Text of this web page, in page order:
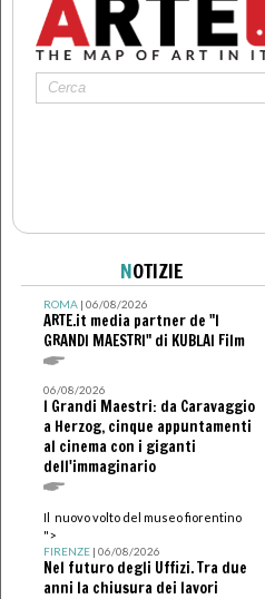
NOTIZIE
ROMA| 06/08/2026
ARTE.it media partner de "I
GRANDI MAESTRI" di KUBLAI Film
06/08/2026
I Grandi Maestri: da Caravaggio
a Herzog, cinque appuntamenti
al cinema con i giganti
dell'immaginario
Il nuovo volto del museo fiorentino
">
FIRENZE| 06/08/2026
Nel futuro degli Uffizi. Tra due
anni la chiusura dei lavori